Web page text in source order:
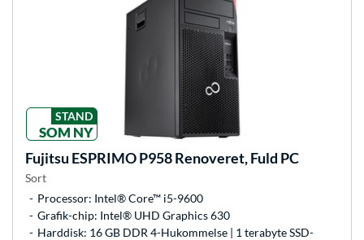
STAND
SOM NY
Fujitsu ESPRIMO P958 Renoveret, Fuld PC
Sort
Processor: Intel® Core™ i5-9600
Grafik-chip: Intel® UHD Graphics 630
Harddisk: 16 GB DDR 4-Hukommelse | 1 terabyte SSD-